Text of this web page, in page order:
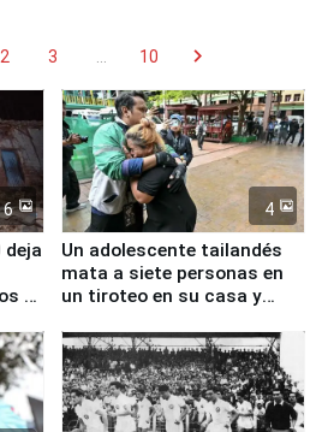
2 3 10 chevron_right
6
deja
en
4
Un adolescente tailandés
mata a siete personas en
un tiroteo en su casa y